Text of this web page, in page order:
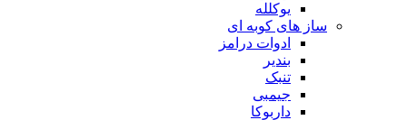
یوکلله
ساز های کوبه ای
ادوات درامز
بندیر
تنبک
جیمبی
داربوکا